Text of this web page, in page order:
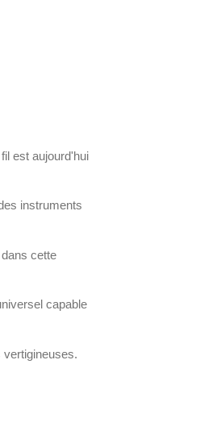
est aujourd'hui
instruments
cette
capable